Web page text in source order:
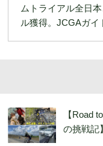
ムトライアル全日
ル獲得。JCGAガイ
【Road
の挑戦記